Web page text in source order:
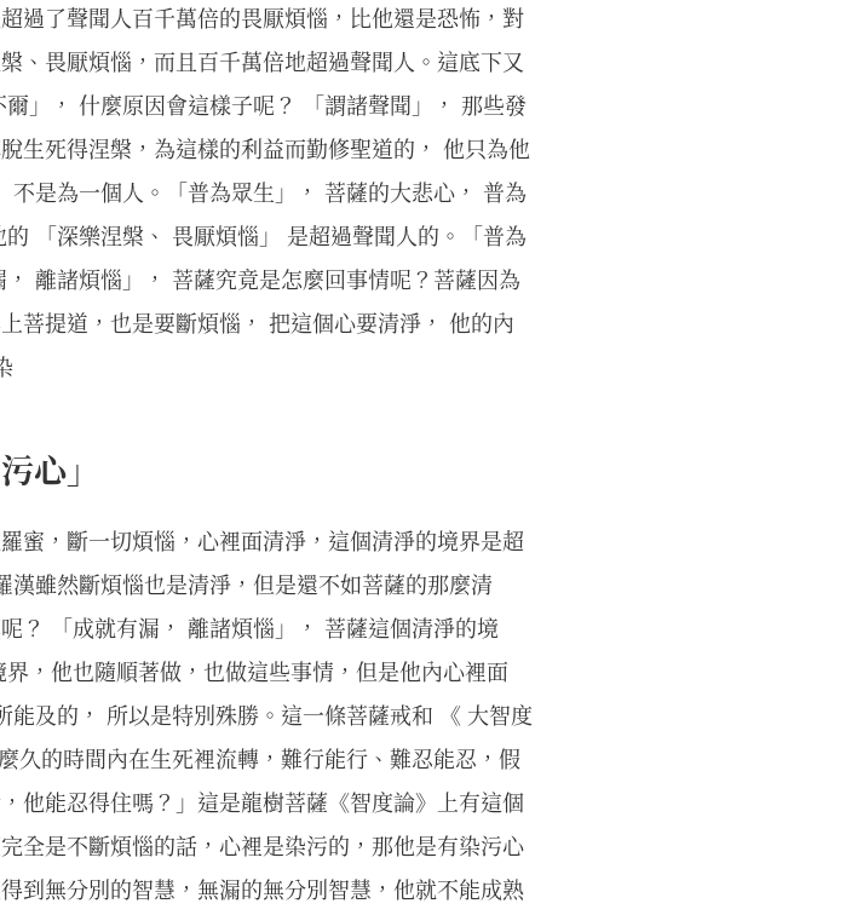
過了聲聞人百千萬倍的畏厭煩惱，比他還是恐怖，對
、畏厭煩惱，而且百千萬倍地超過聲聞人。這底下又
」， 什麼原因會這樣子呢？ 「謂諸聲聞」， 那些發
生死得涅槃，為這樣的利益而勤修聖道的， 他只為他
是為一個人。「普為眾生」， 菩薩的大悲心， 普為
「深樂涅槃、 畏厭煩惱」 是超過聲聞人的。「普為
離諸煩惱」， 菩薩究竟是怎麼回事情呢？菩薩因為
菩提道，也是要斷煩惱， 把這個心要清淨， 他的內
污心」
蜜，斷一切煩惱，心裡面清淨，這個清淨的境界是超
雖然斷煩惱也是清淨，但是還不如菩薩的那麼清
？ 「成就有漏， 離諸煩惱」， 菩薩這個清淨的境
，他也隨順著做，也做這些事情，但是他內心裡面
能及的， 所以是特別殊勝。這一條菩薩戒和 《 大智度
久的時間內在生死裡流轉，難行能行、難忍能忍，假
他能忍得住嗎？」這是龍樹菩薩《智度論》上有這個
全是不斷煩惱的話，心裡是染污的，那他是有染污心
到無分別的智慧，無漏的無分別智慧，他就不能成熟